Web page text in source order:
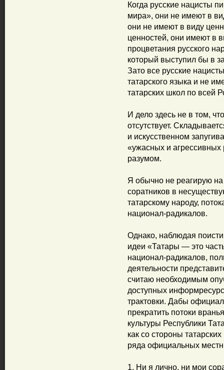
Когда русские нацисты
мира», они не имеют в
они не имеют в виду
ценностей, они имеют в
процветания русского
который выступил бы в
Зато все русские
татарского языка и не
татарских школ по всей
И дело здесь не в том,
отсутствует.
и искусственном
«ужасных и агрессивных
разумом.
Я обычно не реагирую
соратников в
татарскому народу,
национал-радикалов.
Однако, наблюдая
идеи «Татары — это
национал-радикалов,
деятельности
считаю необходимым
доступных
трактовки. Дабы
прекратить потоки
культуры Республики
как со стороны
ряда официальных
1. Ни я лично, ни мои